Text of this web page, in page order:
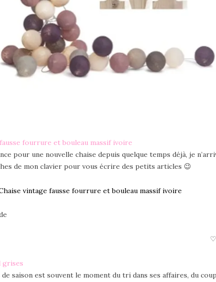
fourrure et bouleau massif ivoire
pour une nouvelle chaise depuis quelque temps déjà, je
de mon clavier pour vous écrire des petits articles 😉
vintage fausse fourrure et bouleau massif ivoire
♡
grises
saison est souvent le moment du tri dans ses affaires, du